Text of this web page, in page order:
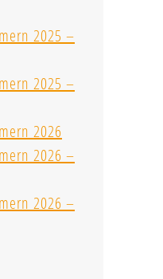
2025 –
2025 –
2026
2026 –
2026 –